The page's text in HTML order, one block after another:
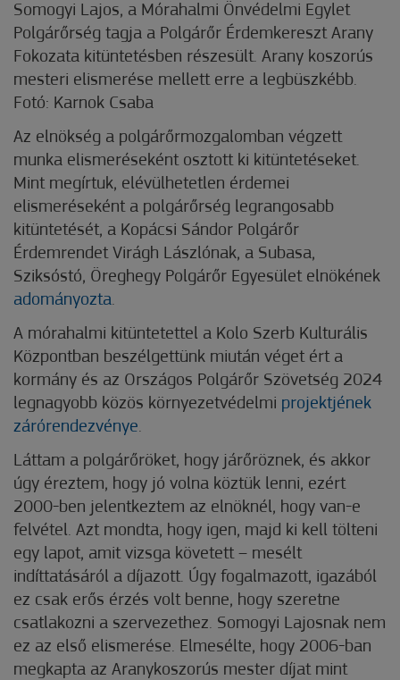
Somogyi Lajos, a Mórahalmi Önvédelmi Egylet
Polgárőrség tagja a Polgárőr Érdemkereszt Arany
Fokozata kitüntetésben részesült. Arany koszorús
mesteri elismerése mellett erre a legbüszkébb.
Fotó: Karnok Csaba
Az elnökség a polgárőrmozgalomban végzett
munka elismeréseként osztott ki kitüntetéseket.
Mint megírtuk, elévülhetetlen érdemei
elismeréseként a polgárőrség legrangosabb
kitüntetését, a Kopácsi Sándor Polgárőr
Érdemrendet Virágh Lászlónak, a Subasa,
Sziksóstó, Öreghegy Polgárőr Egyesület elnökének
adományozta.
A mórahalmi kitüntetettel a Kolo Szerb Kulturális
Központban beszélgettünk miután véget ért a
kormány és az Országos Polgárőr Szövetség 2024
legnagyobb közös környezetvédelmi projektjének
zárórendezvénye.
Láttam a polgárőröket, hogy járőröznek, és akkor
úgy éreztem, hogy jó volna köztük lenni, ezért
2000-ben jelentkeztem az elnöknél, hogy van-e
felvétel. Azt mondta, hogy igen, majd ki kell tölteni
egy lapot, amit vizsga követett – mesélt
indíttatásáról a díjazott. Úgy fogalmazott, igazából
ez csak erős érzés volt benne, hogy szeretne
csatlakozni a szervezethez. Somogyi Lajosnak nem
ez az első elismerése. Elmesélte, hogy 2006-ban
megkapta az Aranykoszorús mester díjat mint